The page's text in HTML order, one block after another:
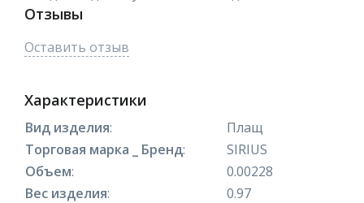
Отзывы
Оставить отзыв
Характеристики
Вид изделия:
Плащ
Торговая марка _ Бренд:
SIRIUS
Объем:
0.00228
Вес изделия:
0.97